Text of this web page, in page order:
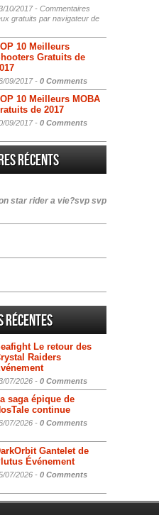
10/2017 - Commentaires
gratuits par navigateur de
10 Meilleurs
Gratuits de
09/2017 - 0 Comments
10 Meilleurs MOBA
de 2017
09/2017 - 0 Comments
récents
star rider a vie?svp svp
Le retour des
Raiders
07/2026 - 0 Comments
saga épique de
continue
07/2026 - 0 Comments
Gantelet de
Événement
07/2026 - 0 Comments